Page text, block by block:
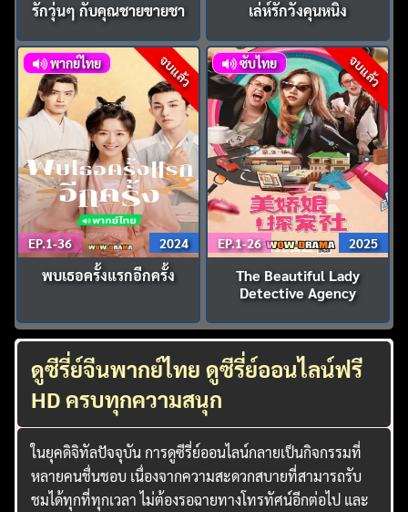
รักวุ่นๆ กับคุณชายขายชา เล่ห์รักวังคุนหนิง
จบแล้ว
พากย์ไทย
EP.1-36 2024
พบเธอครั้งแรกอีกครั้ง
จบแล้ว
ซับไทย
EP.1-26 2025
The Beautiful Lady
Detective Agency
ดูซีรี่ย์จีนพากย์ไทย ดูซีรี่ย์ออนไลน์ฟรี
HD ครบทุกความสนุก
ในยุคดิจิทัลปัจจุบัน การดูซีรี่ย์ออนไลน์กลายเป็นกิจกรรมที่
หลายคนชื่นชอบ เนื่องจากความสะดวกสบายที่สามารถรับ
ชมได้ทุกที่ทุกเวลา ไม่ต้องรอฉายทางโทรทัศน์อีกต่อไป และ